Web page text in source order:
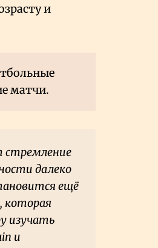
и
матчи.
стремление
далеко
ещё
которая
изучать
и